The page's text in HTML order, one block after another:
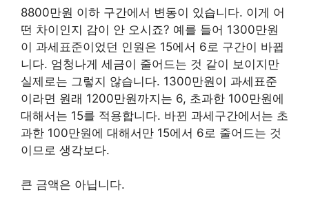
8800만원 이하 구간에서 변동이 있습니다. 이게 어
떤 차이인지 감이 안 오시죠? 예를 들어 1300만원
이 과세표준이었던 인원은 15에서 6로 구간이 바뀝
니다. 엄청나게 세금이 줄어드는 것 같이 보이지만
실제로는 그렇지 않습니다. 1300만원이 과세표준
이라면 원래 1200만원까지는 6, 초과한 100만원에
대해서는 15를 적용합니다. 바뀐 과세구간에서는 초
과한 100만원에 대해서만 15에서 6로 줄어드는 것
이므로 생각보다.
큰 금액은 아닙니다.